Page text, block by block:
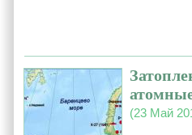
(23 Май